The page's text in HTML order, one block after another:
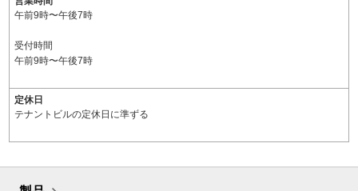
午前9時〜午後7時
受付時間
午前9時〜午後7時
定休日
テナントビルの定休日に準ずる